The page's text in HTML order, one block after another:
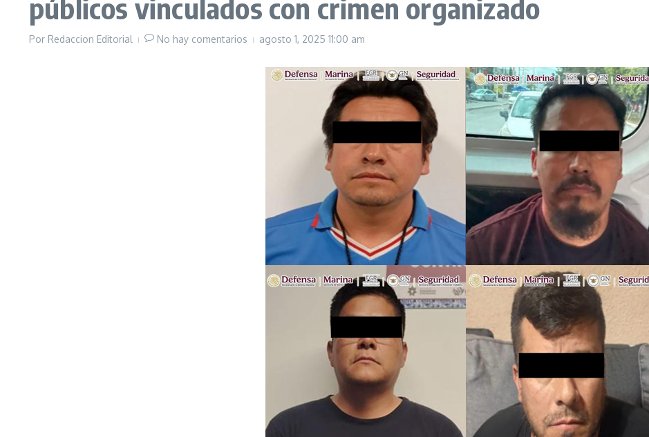
públicos vinculados con crimen organizado
Por Redaccion Editorial No hay comentarios agosto 1, 2025 11:00 am